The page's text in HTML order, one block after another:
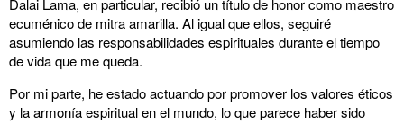
Dalai Lama, en particular, recibió un título de honor como maestro
ecuménico de mitra amarilla. Al igual que ellos, seguiré
asumiendo las responsabilidades espirituales durante el tiempo
de vida que me queda.
Por mi parte, he estado actuando por promover los valores éticos
y la armonía espiritual en el mundo, lo que parece haber sido